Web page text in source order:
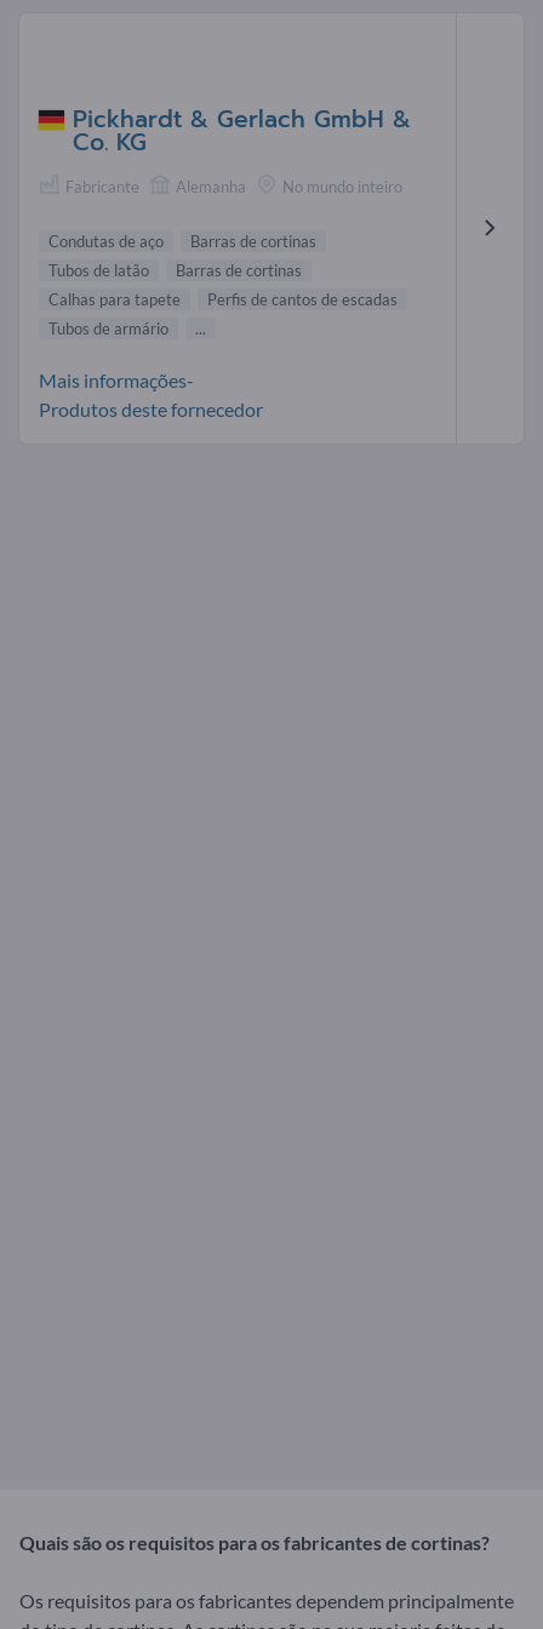
Pickhardt & Gerlach GmbH &
Co. KG
Fabricante Alemanha No mundo inteiro
Condutas de aço
Barras de cortinas
Tubos de latão
Barras de cortinas
Calhas para tapete
Perfis de cantos de escadas
Tubos de armário
...
Mais informações-
Produtos deste fornecedor
Quais são os requisitos para os fabricantes de cortinas?
Os requisitos para os fabricantes dependem principalmente